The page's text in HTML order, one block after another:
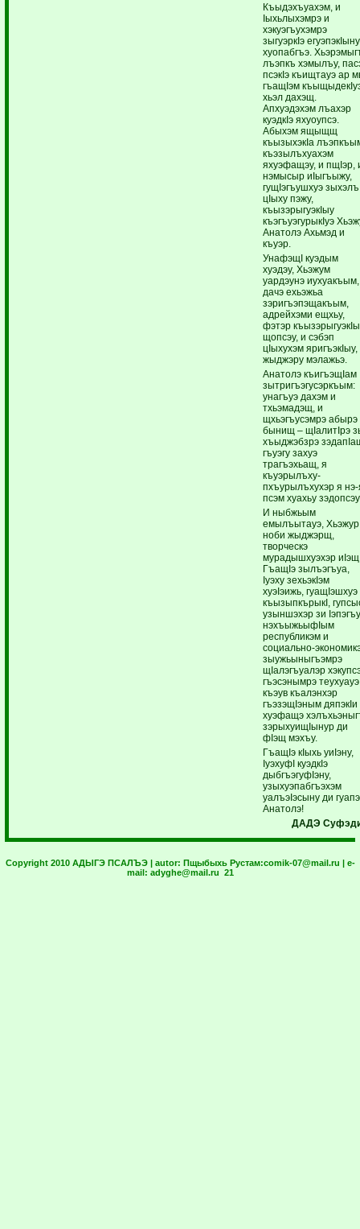
Къыдэхъуахэм, и
Iыхьлыхэмрэ и
хэкуэгъухэмрэ
зыгуэркIэ егуэпэкIыну
хуопабгъэ.
лъэпкъ хэмылъу,
псэкIэ къищтауэ ар
гъащIэм
хьэл дахэщ.
Апхуэдэхэм лъахэр
куэдкIэ яхуоупсэ.
Абыхэм ящыщщ
къызыхэкIа
къэзылъхуахэм
яхуэфащэу, и пщIэр,
нэмысыр иIыгъыжу,
гущIэгъушхуэ зыхэлъ
цIыху пэжу,
къызэрыгуэкIыу
къэгъуэгурыкIуэ
Анатолэ Ахьмэд и
къуэр.
УнафэщI куэдым
хуэдэу, Хьэжум
уардэунэ иухуакъым,
дачэ ехьэжьа
зэригъэпэщакъым,
адрейхэми ещхьу,
фэтэр
щопсэу, и сэбэп
цIыхухэм яригъэкIыу,
жыджэру мэлажьэ.
Анатолэ къигъэщIам
зытригъэгусэркъым:
унагъуэ дахэм и
тхьэмадэщ, и
щхьэгъусэмрэ абырэ
бынищ – щIалитIрэ
хъыджэбзрэ
гъуэгу захуэ
трагъэхьащ, я
къуэрылъху-
пхъурылъхухэр я
псэм хуахьу
И ныбжьым
емылъытауэ, Хьэжур
ноби жыджэрщ,
творческэ
мурадышхуэхэр
ГъащIэ зылъэгъуа,
Iуэху зехьэкIэм
хуэIэижь, гуащIэшхуэ
къызыпкърыкI,
узыншэхэр зи
нэхъыжьыфIым
республикэм и
социально-
зыужьыныгъэмрэ
щIалэгъуалэр
гъэсэнымрэ теухуауэ
къэув къалэнхэр
гъэзэщIэным дяпэкIи
хуэфащэ
зэрыхуищIынур ди
фIэщ мэхъу.
ГъащIэ кIыхь уиIэну,
IуэхуфI куэдкIэ
дыбгъэгуфIэну,
узыхуэпабгъэхэм
уалъэIэсыну ди
Анатолэ!
ДАДЭ
Copyright 2010 АДЫГЭ ПСАЛЪЭ | autor: Пщыбыхь Рустам:comik-07@mail.ru | e-
mail: adyghe@mail.ru 21